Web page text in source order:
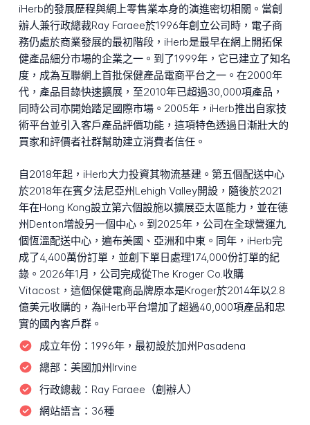
iHerb的發展歷程與網上零售業本身的演進密切相關。當創
辦人兼行政總裁Ray Faraee於1996年創立公司時，電子商
務仍處於商業發展的最初階段，iHerb是最早在網上開拓保
健產品細分市場的企業之一。到了1999年，它已建立了知名
度，成為互聯網上首批保健產品電商平台之一。在2000年
代，產品目錄快速擴展，至2010年已超過30,000項產品，
同時公司亦開始踏足國際市場。2005年，iHerb推出自家技
術平台並引入客戶產品評價功能，這項特色透過日漸壯大的
買家和評價者社群幫助建立消費者信任。
自2018年起，iHerb大力投資其物流基建。第五個配送中心
於2018年在賓夕法尼亞州Lehigh Valley開設，隨後於2021
年在Hong Kong設立第六個設施以擴展亞太區能力，並在德
州Denton增設另一個中心。到2025年，公司在全球營運九
個恆溫配送中心，遍布美國、亞洲和中東。同年，iHerb完
成了4,400萬份訂單，並創下單日處理174,000份訂單的紀
錄。2026年1月，公司完成從The Kroger Co.收購
Vitacost，這個保健電商品牌原本是Kroger於2014年以2.8
億美元收購的，為iHerb平台增加了超過40,000項產品和忠
實的國內客戶群。
成立年份： 1996年，最初設於加州Pasadena
總部： 美國加州Irvine
行政總裁： Ray Faraee（創辦人）
網站語言： 36種